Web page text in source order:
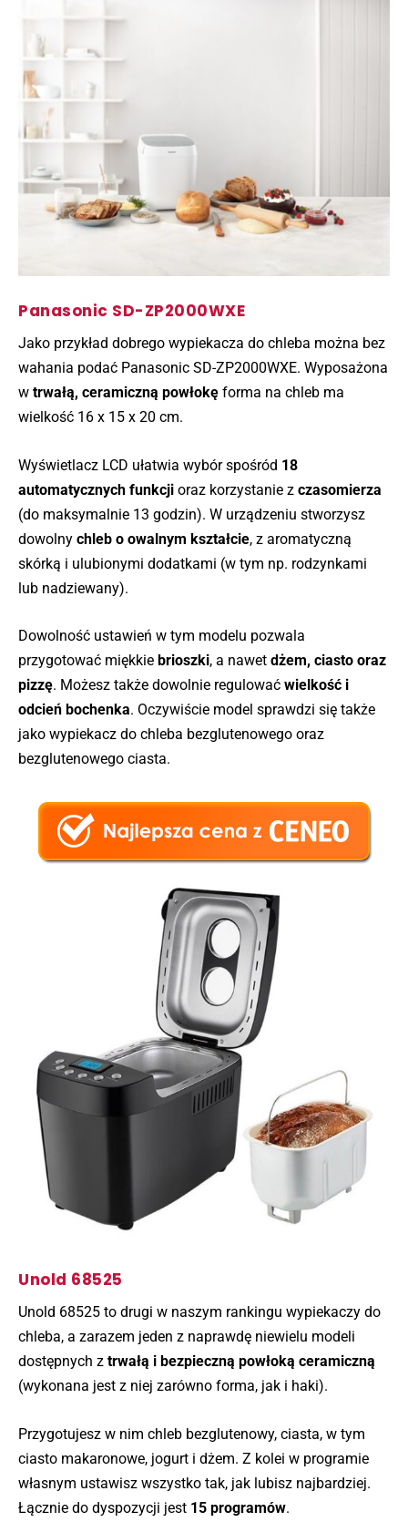
Panasonic SD-ZP2000WXE
Jako przykład dobrego wypiekacza do chleba można bez
wahania podać Panasonic SD-ZP2000WXE. Wyposażona
w trwałą, ceramiczną powłokę forma na chleb ma
wielkość 16 x 15 x 20 cm.
Wyświetlacz LCD ułatwia wybór spośród 18
automatycznych funkcji oraz korzystanie z czasomierza
(do maksymalnie 13 godzin). W urządzeniu stworzysz
dowolny chleb o owalnym kształcie, z aromatyczną
skórką i ulubionymi dodatkami (w tym np. rodzynkami
lub nadziewany).
Dowolność ustawień w tym modelu pozwala
przygotować miękkie brioszki, a nawet dżem, ciasto oraz
pizzę. Możesz także dowolnie regulować wielkość i
odcień bochenka. Oczywiście model sprawdzi się także
jako wypiekacz do chleba bezglutenowego oraz
bezglutenowego ciasta.
Unold 68525
Unold 68525 to drugi w naszym rankingu wypiekaczy do
chleba, a zarazem jeden z naprawdę niewielu modeli
dostępnych z trwałą i bezpieczną powłoką ceramiczną
(wykonana jest z niej zarówno forma, jak i haki).
Przygotujesz w nim chleb bezglutenowy, ciasta, w tym
ciasto makaronowe, jogurt i dżem. Z kolei w programie
własnym ustawisz wszystko tak, jak lubisz najbardziej.
Łącznie do dyspozycji jest 15 programów.